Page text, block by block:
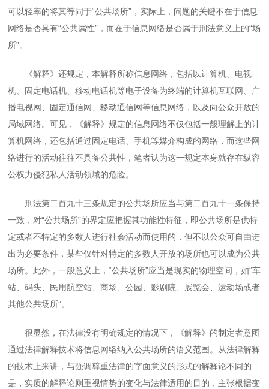
可以轻率的将其等同于“公共场所”，实际上，问题的关键不在于信息
网络是否具有“公共属性”，而在于信息网络是否属于刑法意义上的“场
所”。
《解释》还规定，本解释所称信息网络，包括以计算机、电视
机、固定电话机、移动电话机等电子设备为终端的计算机互联网、广
播电视网、固定通信网、移动通信网等信息网络，以及向公众开放的
局域网络。可见，《解释》规定的信息网络不仅包括一般理解上的计
算机网络，还包括通过固定电话、手机等媒介构成的网络，而这些网
络进行的活动往往不具备公共性，笔者认为这一规定本身就存在纵容
公权力侵犯私人活动领域的危险。
刑法第二百九十三条规定的公共场所应当与第二百九十一条保持
一致，对“公共场所”的界定应把握其功能性特征，即公共场所是供特
定或者不特定的多数人进行社会活动而使用的，但不以公众可自由进
出为必要条件，某些仅针对特定的多数人开放的场所也可以成为公共
场所。此外，一般意义上，“公共场所”应当是现实的物理空间，如“车
站、码头、民用航空站、商场、公园、影剧院、展览会、运动场或者
其他公共场所”。
很显然，在法律没有明确规定的情况下，《解释》的制定者意图
通过法律解释技术将信息网络纳入公共场所的语义范围。从法律解释
的技术上来讲，与强调尊重法律的字面意义的形式的解释论不同的
是，实质的解释论则重视情势的变化与法律适用的目的，主张根据变